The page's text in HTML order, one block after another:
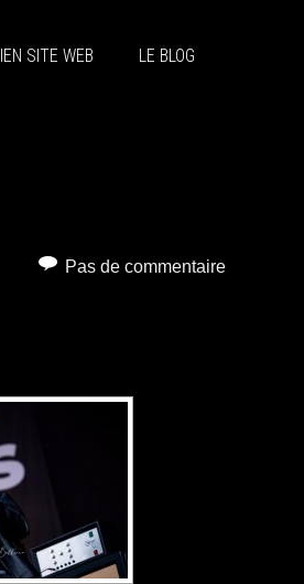
SITE WEB LE BLOG
Pas de commentaire